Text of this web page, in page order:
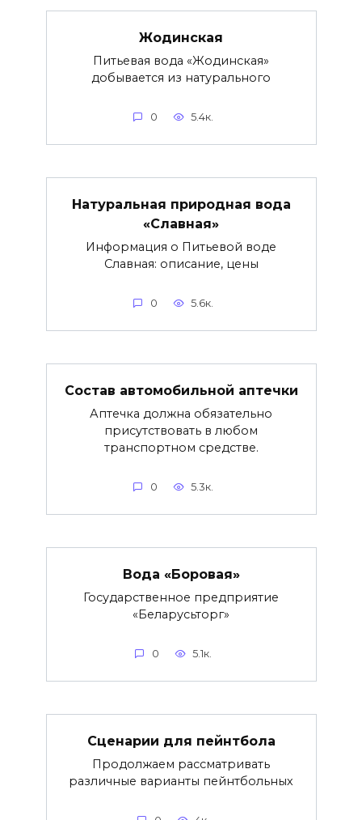
Жодинская
Питьевая вода «Жодинская»
добывается из натурального
0 5.4к.
Натуральная природная вода
«Славная»
Информация о Питьевой воде
Славная: описание, цены
0 5.6к.
Состав автомобильной аптечки
Аптечка должна обязательно
присутствовать в любом
транспортном средстве.
0 5.3к.
Вода «Боровая»
Государственное предприятие
«Беларусьторг»
0 5.1к.
Сценарии для пейнтбола
Продолжаем рассматривать
различные варианты пейнтбольных